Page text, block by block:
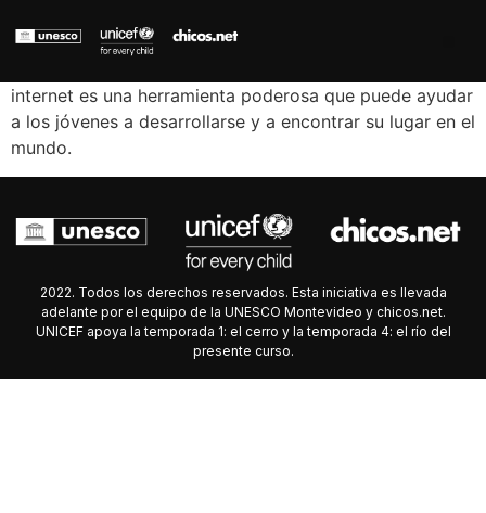
internet es una herramienta poderosa que puede ayudar
a los jóvenes a desarrollarse y a encontrar su lugar en el
mundo.
2022. Todos los derechos reservados. Esta iniciativa es llevada
adelante por el equipo de la UNESCO Montevideo y chicos.net.
UNICEF apoya la temporada 1: el cerro y la temporada 4: el río del
presente curso.